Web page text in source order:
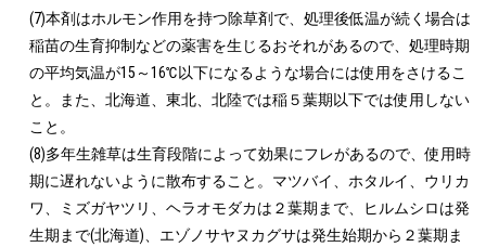
(7)本剤はホルモン作用を持つ除草剤で、処理後低温が続く場合は
稲苗の生育抑制などの薬害を生じるおそれがあるので、処理時期
の平均気温が15～16℃以下になるような場合には使用をさけるこ
と。また、北海道、東北、北陸では稲５葉期以下では使用しない
こと。
(8)多年生雑草は生育段階によって効果にフレがあるので、使用時
期に遅れないように散布すること。マツバイ、ホタルイ、ウリカ
ワ、ミズガヤツリ、ヘラオモダカは２葉期まで、ヒルムシロは発
生期まで(北海道)、エゾノサヤヌカグサは発生始期から２葉期ま